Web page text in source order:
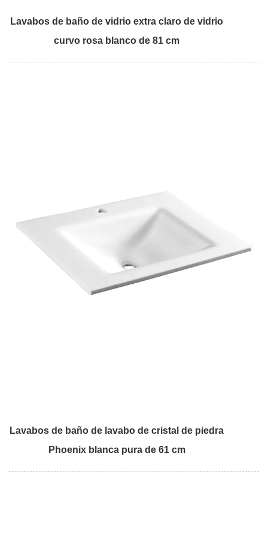
Lavabos de baño de vidrio extra claro de vidrio
curvo rosa blanco de 81 cm
Lavabos de baño de lavabo de cristal de piedra
Phoenix blanca pura de 61 cm